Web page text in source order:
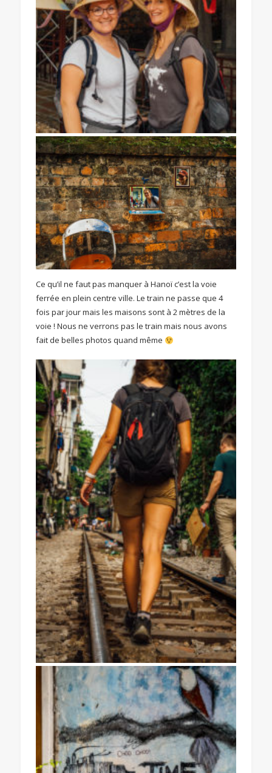
Ce qu’il ne faut pas manquer à Hanoï c’est la voie
ferrée en plein centre ville. Le train ne passe que 4
fois par jour mais les maisons sont à 2 mètres de la
voie ! Nous ne verrons pas le train mais nous avons
fait de belles photos quand même